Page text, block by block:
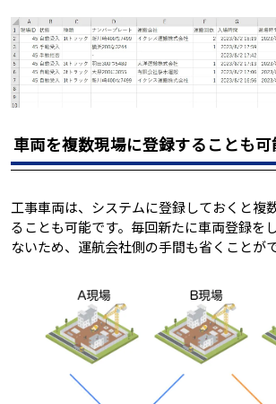
車両を複数現場に登録することも可
工事車両は、システムに登録しておくと複
ることも可能です。毎回新たに車両登録を
ないため、運航会社側の手間も省くことが